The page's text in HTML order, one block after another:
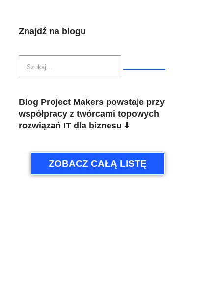
Znajdź na blogu
Blog Project Makers powstaje przy
współpracy z twórcami topowych
rozwiązań IT dla biznesu ⬇️
ZOBACZ CAŁĄ LISTĘ